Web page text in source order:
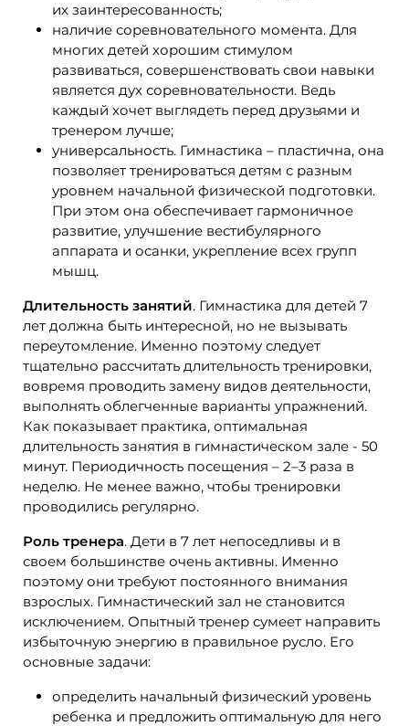
их заинтересованность;
наличие соревновательного момента. Для
многих детей хорошим стимулом
развиваться, совершенствовать свои навыки
является дух соревновательности. Ведь
каждый хочет выглядеть перед друзьями и
тренером лучше;
универсальность. Гимнастика – пластична, она
позволяет тренироваться детям с разным
уровнем начальной физической подготовки.
При этом она обеспечивает гармоничное
развитие, улучшение вестибулярного
аппарата и осанки, укрепление всех групп
мышц.
Длительность занятий. Гимнастика для детей 7
лет должна быть интересной, но не вызывать
переутомление. Именно поэтому следует
тщательно рассчитать длительность тренировки,
вовремя проводить замену видов деятельности,
выполнять облегченные варианты упражнений.
Как показывает практика, оптимальная
длительность занятия в гимнастическом зале - 50
минут. Периодичность посещения – 2–3 раза в
неделю. Не менее важно, чтобы тренировки
проводились регулярно.
Роль тренера. Дети в 7 лет непоседливы и в
своем большинстве очень активны. Именно
поэтому они требуют постоянного внимания
взрослых. Гимнастический зал не становится
исключением. Опытный тренер сумеет направить
избыточную энергию в правильное русло. Его
основные задачи:
определить начальный физический уровень
ребенка и предложить оптимальную для него